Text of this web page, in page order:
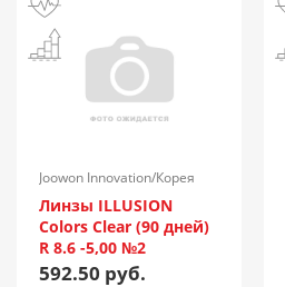
Joowon Innovation/Корея
Линзы ILLUSION
Colors Clear (90 дней)
R 8.6 -5,00 №2
592.50 руб.